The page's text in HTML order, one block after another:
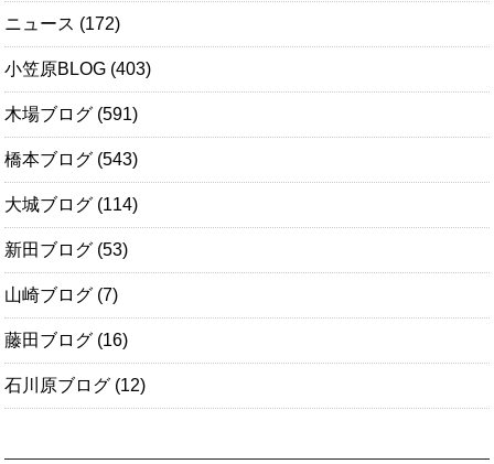
ニュース (172)
小笠原BLOG (403)
木場ブログ (591)
橋本ブログ (543)
大城ブログ (114)
新田ブログ (53)
山崎ブログ (7)
藤田ブログ (16)
石川原ブログ (12)